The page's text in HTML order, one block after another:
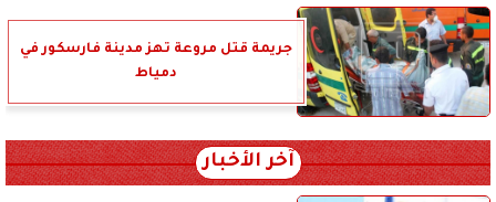
جريمة قتل مروعة تهز مدينة فارسكور في
دمياط
آخر الأخبار